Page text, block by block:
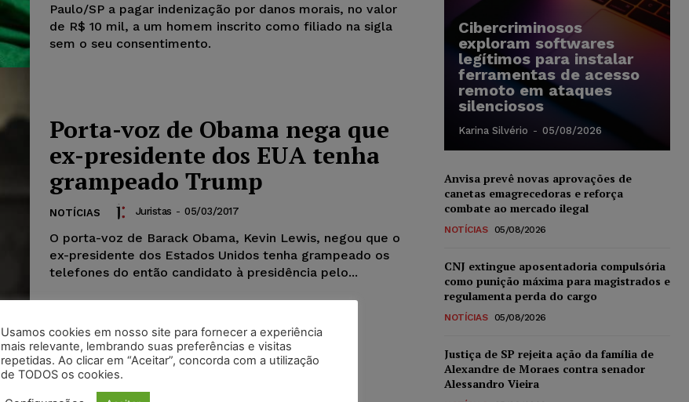
Paulo/SP a pagar indenização por danos morais, no valor
de R$ 10 mil, a um homem inscrito como filiado na sigla
sem o seu consentimento.
Porta-voz de Obama nega que
ex-presidente dos EUA tenha
grampeado Trump
NOTÍCIAS Juristas - 05/03/2017
O porta-voz de Barack Obama, Kevin Lewis, negou que o
ex-presidente dos Estados Unidos tenha grampeado os
telefones do então candidato à presidência pelo...
Cibercriminosos
exploram softwares
legítimos para instalar
ferramentas de acesso
remoto em ataques
silenciosos
Karina Silvério - 05/08/2026
Anvisa prevê novas aprovações de
canetas emagrecedoras e reforça
combate ao mercado ilegal
NOTÍCIAS 05/08/2026
CNJ extingue aposentadoria compulsória
como punição máxima para magistrados e
regulamenta perda do cargo
NOTÍCIAS 05/08/2026
Justiça de SP rejeita ação da família de
Alexandre de Moraes contra senador
Alessandro Vieira
Usamos cookies em nosso site para fornecer a experiência
mais relevante, lembrando suas preferências e visitas
repetidas. Ao clicar em “Aceitar”, concorda com a utilização
de TODOS os cookies.